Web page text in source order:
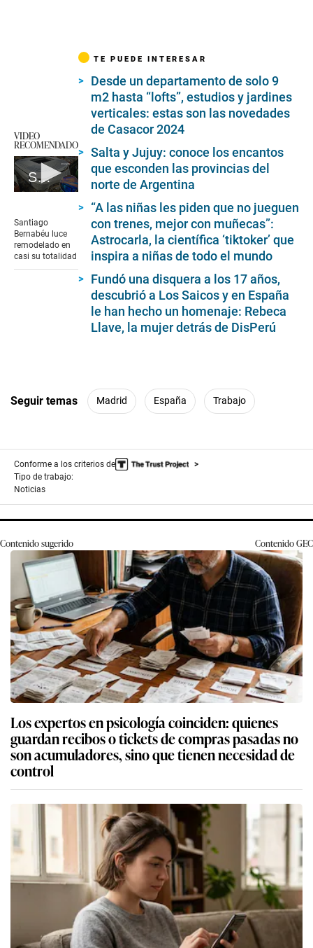
VIDEO
RECOMENDADO
Santiago Bernabéu luce remodelado en casi su totalidad
of
6
minutes,
1
Santiago
Bernabéu luce
remodelado en
casi su totalidad
TE PUEDE INTERESAR
Desde un departamento de solo 9
m2 hasta “lofts”, estudios y jardines
verticales: estas son las novedades
de Casacor 2024
Salta y Jujuy: conoce los encantos
que esconden las provincias del
norte de Argentina
“A las niñas les piden que no jueguen
con trenes, mejor con muñecas”:
Astrocarla, la científica ‘tiktoker’ que
inspira a niñas de todo el mundo
Fundó una disquera a los 17 años,
descubrió a Los Saicos y en España
le han hecho un homenaje: Rebeca
Llave, la mujer detrás de DisPerú
Seguir temas Madrid España Trabajo
Conforme a los criterios de
Tipo de trabajo:
Noticias
Contenido sugerido ContenidoGEC
Los expertos en psicología coinciden: quienes
guardan recibos o tickets de compras pasadas no
son acumuladores, sino que tienen necesidad de
control